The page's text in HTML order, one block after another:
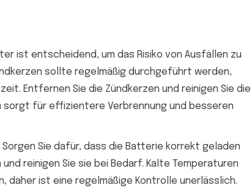
ist entscheidend, um das Risiko von Ausfällen zu
sollte regelmäßig durchgeführt werden,
Entfernen Sie die Zündkerzen und reinigen Sie die
sorgt für effizientere Verbrennung und besseren
Sie dafür, dass die Batterie korrekt geladen
reinigen Sie sie bei Bedarf. Kalte Temperaturen
daher ist eine regelmäßige Kontrolle unerlässlich.